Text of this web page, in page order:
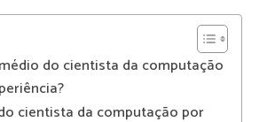
do cientista da computação
cientista da computação por